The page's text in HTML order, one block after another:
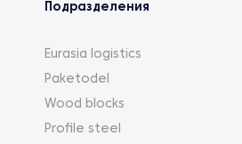
Подразделения
Eurasia logistics
Paketodel
Wood blocks
Profile steel